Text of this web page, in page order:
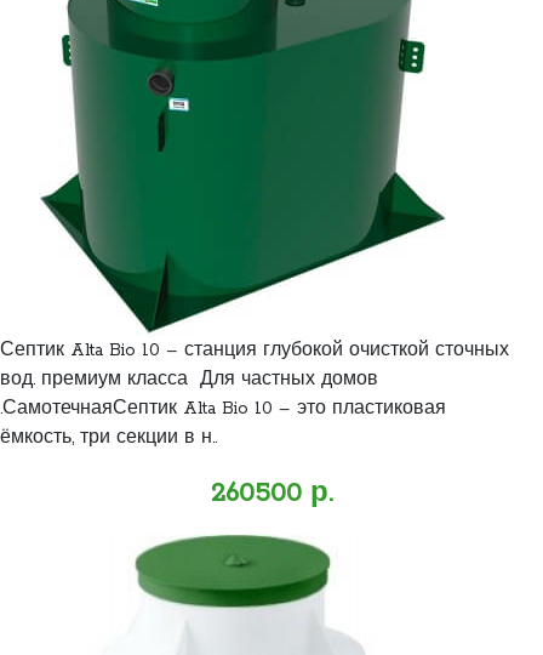
Септик Alta Bio 10 – станция глубокой очисткой сточных
вод. премиум класса Для частных домов
.СамотечнаяСептик Alta Bio 10 – это пластиковая
ёмкость, три секции в н..
260500 р.